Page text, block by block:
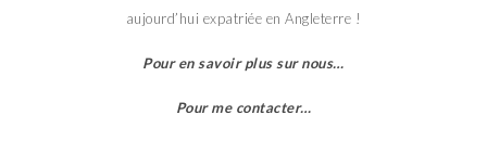
aujourd’hui expatriée en Angleterre !
Pour en savoir plus sur nous…
Pour me contacter…